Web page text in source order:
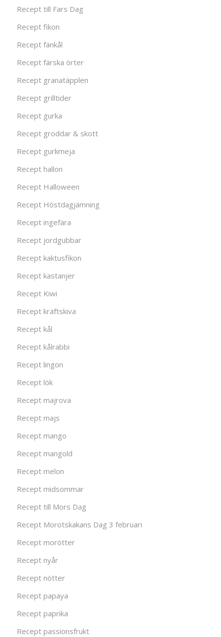
Recept till Fars Dag
Recept fikon
Recept fänkål
Recept färska örter
Recept granatäpplen
Recept grilltider
Recept gurka
Recept groddar & skott
Recept gurkmeja
Recept hallon
Recept Halloween
Recept Höstdagjämning
Recept ingefära
Recept jordgubbar
Recept kaktusfikon
Recept kastanjer
Recept Kiwi
Recept kräftskiva
Recept kål
Recept kålrabbi
Recept lingon
Recept lök
Recept majrova
Recept majs
Recept mango
Recept mangold
Recept melon
Recept midsommar
Recept till Mors Dag
Recept Morotskakans Dag 3 februari
Recept morötter
Recept nyår
Recept nötter
Recept papaya
Recept paprika
Recept passionsfrukt